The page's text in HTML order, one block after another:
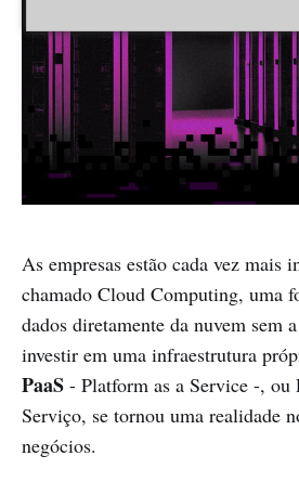
As empresas estão cada vez mais
chamado Cloud Computing, uma
dados diretamente da nuvem sem
investir em uma infraestrutura
PaaS - Platform as a Service -, ou
Serviço, se tornou uma realidade
negócios.